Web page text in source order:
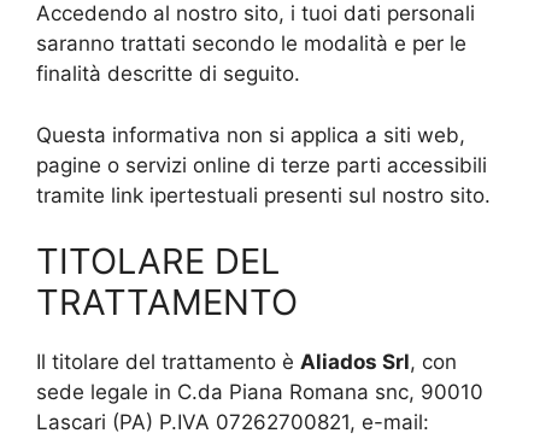
Accedendo al nostro sito, i tuoi dati personali
saranno trattati secondo le modalità e per le
finalità descritte di seguito.
Questa informativa non si applica a siti web,
pagine o servizi online di terze parti accessibili
tramite link ipertestuali presenti sul nostro sito.
TITOLARE DEL
TRATTAMENTO
Il titolare del trattamento è Aliados Srl, con
sede legale in C.da Piana Romana snc, 90010
Lascari (PA) P.IVA 07262700821, e-mail: